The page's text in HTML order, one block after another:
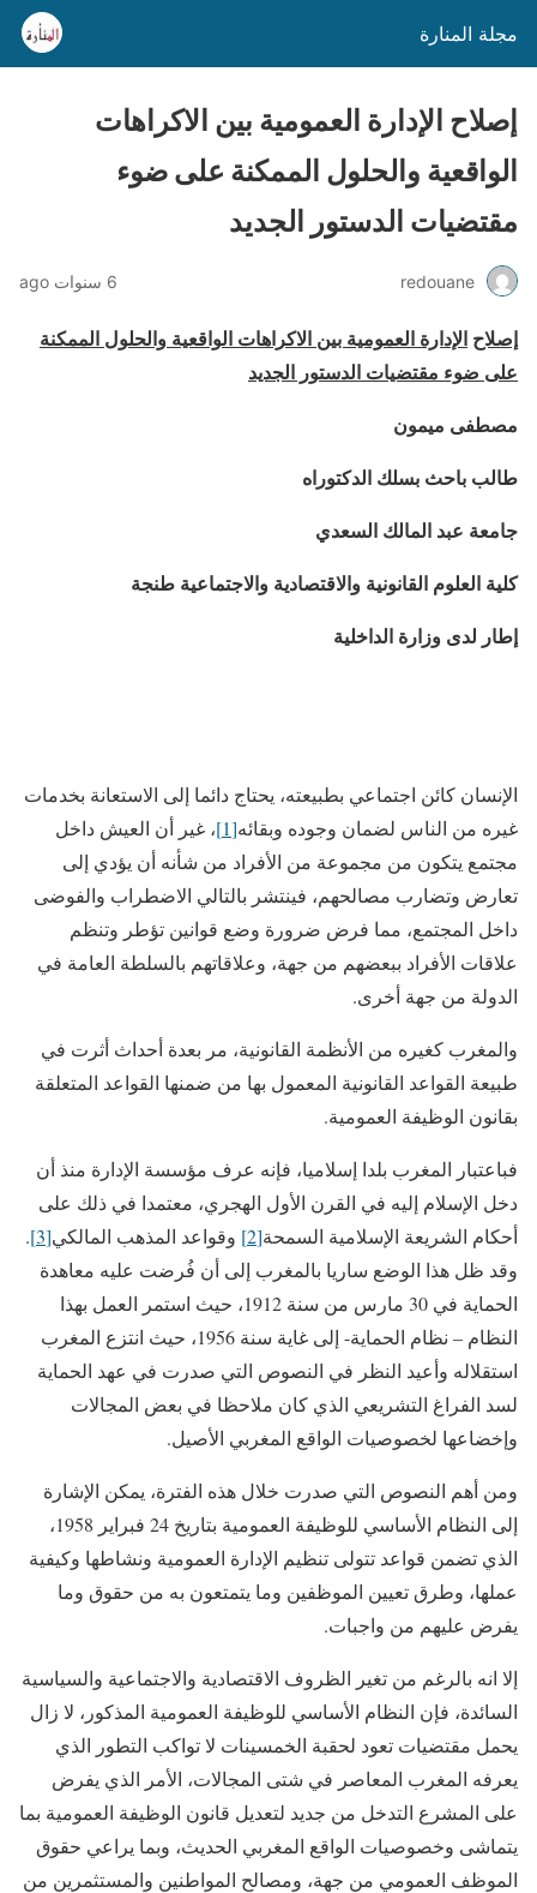
مجلة المنارة
إصلاح الإدارة العمومية بين الاكراهات
الواقعية والحلول الممكنة على ضوء
مقتضيات الدستور الجديد
redouane 6 سنوات ago
إصلاح الإدارة العمومية بين الاكراهات الواقعية والحلول الممكنة
على ضوء مقتضيات الدستور الجديد
مصطفى ميمون
طالب باحث بسلك الدكتوراه
جامعة عبد المالك السعدي
كلية العلوم القانونية والاقتصادية والاجتماعية طنجة
إطار لدى وزارة الداخلية
الإنسان كائن اجتماعي بطبيعته، يحتاج دائما إلى الاستعانة بخدمات
غيره من الناس لضمان وجوده وبقائه[1]
، غير أن العيش داخل
مجتمع يتكون من مجموعة من الأفراد من شأنه أن يؤدي إلى
تعارض وتضارب مصالحهم، فينتشر بالتالي الاضطراب والفوضى
داخل المجتمع، مما فرض ضرورة وضع قوانين تؤطر وتنظم
علاقات الأفراد ببعضهم من جهة، وعلاقاتهم بالسلطة العامة في
الدولة من جهة أخرى.
والمغرب كغيره من الأنظمة القانونية، مر بعدة أحداث أثرت في
طبيعة القواعد القانونية المعمول بها من ضمنها القواعد المتعلقة
بقانون الوظيفة العمومية.
فباعتبار المغرب بلدا إسلاميا، فإنه عرف مؤسسة الإدارة منذ أن
دخل الإسلام إليه في القرن الأول الهجري، معتمدا في ذلك على
أحكام الشريعة الإسلامية السمحة[2] وقواعد المذهب المالكي[3]
.
وقد ظل هذا الوضع ساريا بالمغرب إلى أن فُرضت عليه معاهدة
الحماية في 30 مارس من سنة 1912، حيث استمر العمل بهذا
النظام – نظام الحماية- إلى غاية سنة 1956، حيث انتزع المغرب
استقلاله وأعيد النظر في النصوص التي صدرت في عهد الحماية
لسد الفراغ التشريعي الذي كان ملاحظا في بعض المجالات
وإخضاعها لخصوصيات الواقع المغربي الأصيل.
ومن أهم النصوص التي صدرت خلال هذه الفترة، يمكن الإشارة
إلى النظام الأساسي للوظيفة العمومية بتاريخ 24 فبراير 1958،
الذي تضمن قواعد تتولى تنظيم الإدارة العمومية ونشاطها وكيفية
عملها، وطرق تعيين الموظفين وما يتمتعون به من حقوق وما
يفرض عليهم من واجبات.
إلا انه بالرغم من تغير الظروف الاقتصادية والاجتماعية والسياسية
السائدة، فإن النظام الأساسي للوظيفة العمومية المذكور، لا زال
يحمل مقتضيات تعود لحقبة الخمسينات لا تواكب التطور الذي
يعرفه المغرب المعاصر في شتى المجالات، الأمر الذي يفرض
على المشرع التدخل من جديد لتعديل قانون الوظيفة العمومية بما
يتماشى وخصوصيات الواقع المغربي الحديث، وبما يراعي حقوق
الموظف العمومي من جهة، ومصالح المواطنين والمستثمرين من